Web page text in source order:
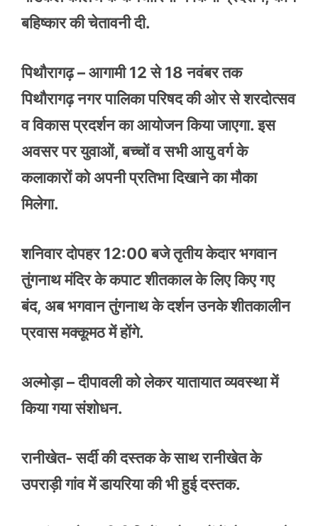
बहिष्कार की चेतावनी दी.
पिथौरागढ़ – आगामी 12 से 18 नवंबर तक
पिथौरागढ़ नगर पालिका परिषद की ओर से शरदोत्सव
व विकास प्रदर्शन का आयोजन किया जाएगा. इस
अवसर पर युवाओं, बच्चों व सभी आयु वर्ग के
कलाकारों को अपनी प्रतिभा दिखाने का मौका
मिलेगा.
शनिवार दोपहर 12:00 बजे तृतीय केदार भगवान
तुंगनाथ मंदिर के कपाट शीतकाल के लिए किए गए
बंद, अब भगवान तुंगनाथ के दर्शन उनके शीतकालीन
प्रवास मक्कूमठ में होंगे.
अल्मोड़ा – दीपावली को लेकर यातायात व्यवस्था में
किया गया संशोधन.
रानीखेत- सर्दी की दस्तक के साथ रानीखेत के
उपराड़ी गांव में डायरिया की भी हुई दस्तक.